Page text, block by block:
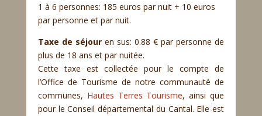
1 à 6 personnes: 185 euros par nuit + 10 euros
par personne et par nuit.
Taxe de séjouren sus: 0.88 € par personne de
plus de 18 ans et par nuitée.
Cette taxe est collectée pour le compte de
l’Office de Tourisme de notre communauté de
communes, Hautes Terres Tourisme, ainsi que
pour le Conseil départemental du Cantal. Elle est